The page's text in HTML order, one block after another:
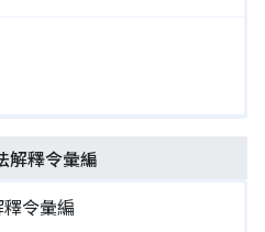
解釋令彙編
令彙編